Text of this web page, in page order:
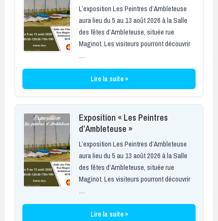
L’exposition Les Peintres d’Ambleteuse
aura lieu du 5 au 13 août 2026 à la Salle
des fêtes d’Ambleteuse, située rue
Maginot. Les visiteurs pourront découvrir
…
Lire la suite »
Exposition « Les Peintres
d’Ambleteuse »
L’exposition Les Peintres d’Ambleteuse
aura lieu du 5 au 13 août 2026 à la Salle
des fêtes d’Ambleteuse, située rue
Maginot. Les visiteurs pourront découvrir
…
Lire la suite »